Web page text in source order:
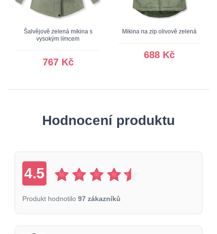
Šalvějově zelená mikina s
vysokým límcem
767 Kč
Mikina na zip olivově zelená
688 Kč
Hodnocení produktu
4.5
Produkt hodnotilo 97 zákazníků